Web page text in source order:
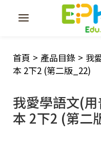
首頁 > 產品目錄 > 我
本 2下2 (第二版_22)
我愛學語文(
本 2下2 (第二